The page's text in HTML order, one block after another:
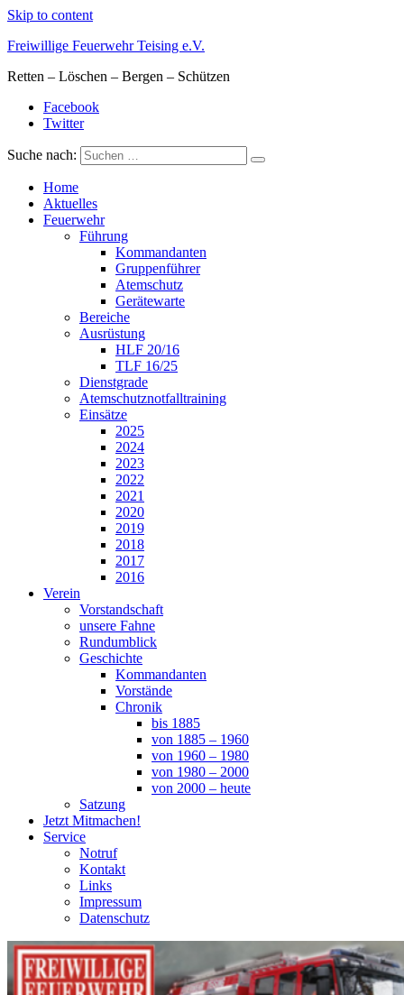
Skip to content
Freiwillige Feuerwehr Teising e.V.
Retten – Löschen – Bergen – Schützen
Facebook
Twitter
Suche nach:
Home
Aktuelles
Feuerwehr
Führung
Kommandanten
Gruppenführer
Atemschutz
Gerätewarte
Bereiche
Ausrüstung
HLF 20/16
TLF 16/25
Dienstgrade
Atemschutznotfalltraining
Einsätze
2025
2024
2023
2022
2021
2020
2019
2018
2017
2016
Verein
Vorstandschaft
unsere Fahne
Rundumblick
Geschichte
Kommandanten
Vorstände
Chronik
bis 1885
von 1885 – 1960
von 1960 – 1980
von 1980 – 2000
von 2000 – heute
Satzung
Jetzt Mitmachen!
Service
Notruf
Kontakt
Links
Impressum
Datenschutz